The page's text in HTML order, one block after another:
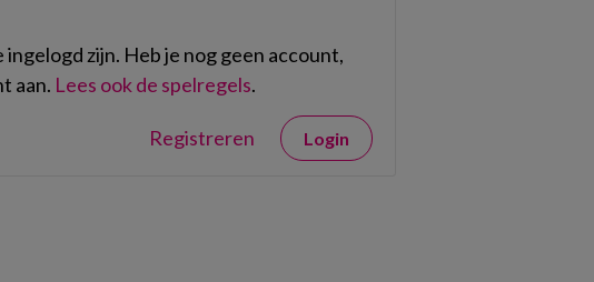
zijn. Heb je nog geen account,
aan. Lees ook de spelregels.
Registreren Login